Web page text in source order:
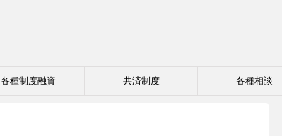
各種制度融資 共済制度 各種相談